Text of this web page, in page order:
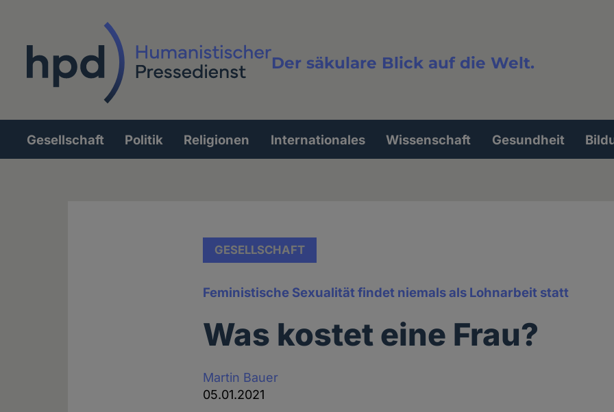
Der säkulare Blick auf die Welt.
Volltextsuche
Hauptnavigation
Gesellschaft Politik Religionen Internationales Wissenschaft Gesundheit
GESELLSCHAFT
Feministische Sexualität findet niemals als Lohnarbeit statt
Was kostet eine Frau?
Martin Bauer
05.01.2021